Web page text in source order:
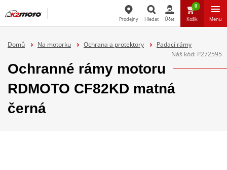
Hledat
Prodejny Hledat Účet
0
Košík Menu
Domů Na motorku Ochrana a protektory
Padací rámy
Náš kód: P272595
Ochranné rámy motoru
RDMOTO CF82KD matná
černá